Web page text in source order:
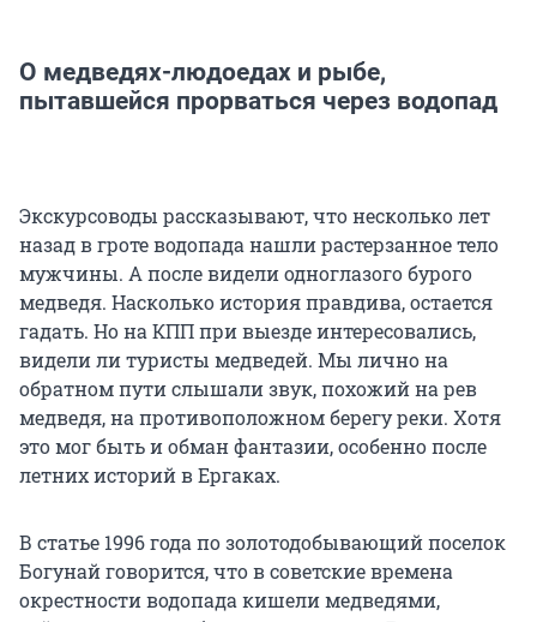
О медведях-людоедах и рыбе,
пытавшейся прорваться через водопад
Экскурсоводы рассказывают, что несколько лет
назад в гроте водопада нашли растерзанное тело
мужчины. А после видели одноглазого бурого
медведя. Насколько история правдива, остается
гадать. Но на КПП при выезде интересовались,
видели ли туристы медведей. Мы лично на
обратном пути слышали звук, похожий на рев
медведя, на противоположном берегу реки. Хотя
это мог быть и обман фантазии, особенно после
летних историй в Ергаках.
В статье 1996 года по золотодобывающий поселок
Богунай говорится, что в советские времена
окрестности водопада кишели медведями,